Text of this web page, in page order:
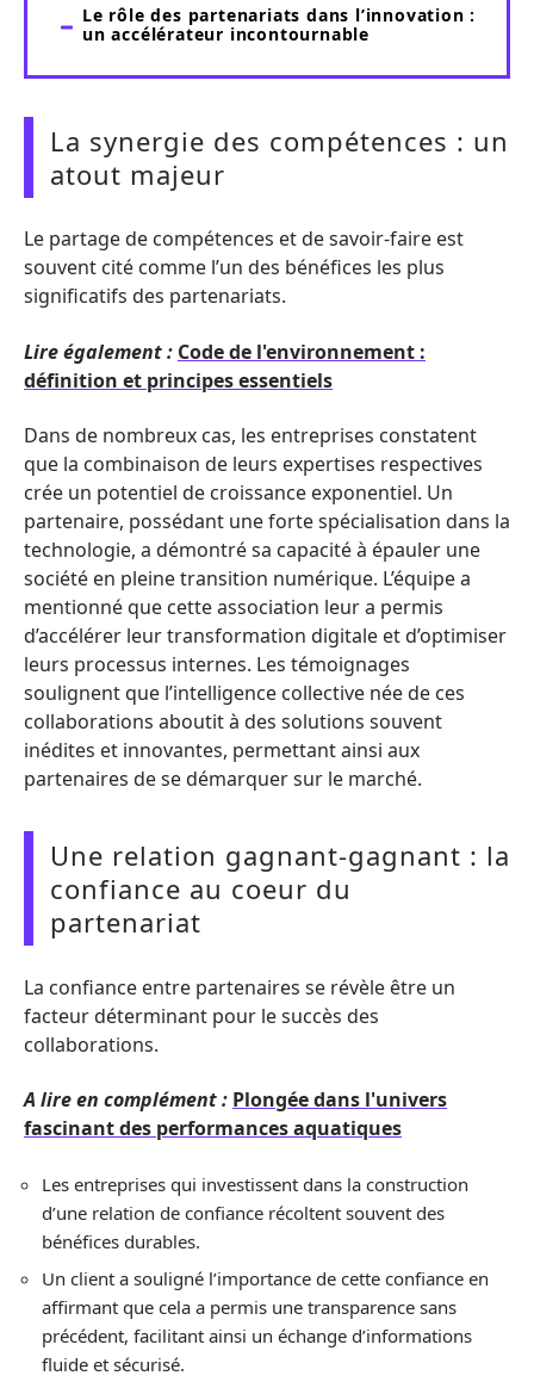
Le rôle des partenariats dans l’innovation :
un accélérateur incontournable
La synergie des compétences : un
atout majeur
Le partage de compétences et de savoir-faire est
souvent cité comme l’un des bénéfices les plus
significatifs des partenariats.
Lire également : Code de l'environnement :
définition et principes essentiels
Dans de nombreux cas, les entreprises constatent
que la combinaison de leurs expertises respectives
crée un potentiel de croissance exponentiel. Un
partenaire, possédant une forte spécialisation dans la
technologie, a démontré sa capacité à épauler une
société en pleine transition numérique. L’équipe a
mentionné que cette association leur a permis
d’accélérer leur transformation digitale et d’optimiser
leurs processus internes. Les témoignages
soulignent que l’intelligence collective née de ces
collaborations aboutit à des solutions souvent
inédites et innovantes, permettant ainsi aux
partenaires de se démarquer sur le marché.
Une relation gagnant-gagnant : la
confiance au coeur du
partenariat
La confiance entre partenaires se révèle être un
facteur déterminant pour le succès des
collaborations.
A lire en complément : Plongée dans l'univers
fascinant des performances aquatiques
Les entreprises qui investissent dans la construction
d’une relation de confiance récoltent souvent des
bénéfices durables.
Un client a souligné l’importance de cette confiance en
affirmant que cela a permis une transparence sans
précédent, facilitant ainsi un échange d’informations
fluide et sécurisé.